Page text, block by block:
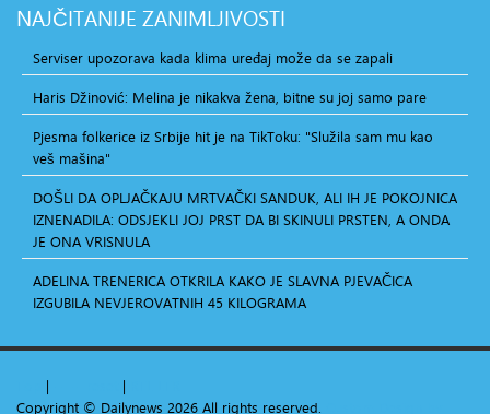
NAJČITANIJE ZANIMLJIVOSTI
Serviser upozorava kada klima uređaj može da se zapali
Haris Džinović: Melina je nikakva žena, bitne su joj samo pare
Pjesma folkerice iz Srbije hit je na TikToku: "Služila sam mu kao
veš mašina"
DOŠLI DA OPLJAČKAJU MRTVAČKI SANDUK, ALI IH JE POKOJNICA
IZNENADILA: ODSJEKLI JOJ PRST DA BI SKINULI PRSTEN, A ONDA
JE ONA VRISNULA
ADELINA TRENERICA OTKRILA KAKO JE SLAVNA PJEVAČICA
IZGUBILA NEVJEROVATNIH 45 KILOGRAMA
| |
Copyright © Dailynews 2026 All rights reserved.